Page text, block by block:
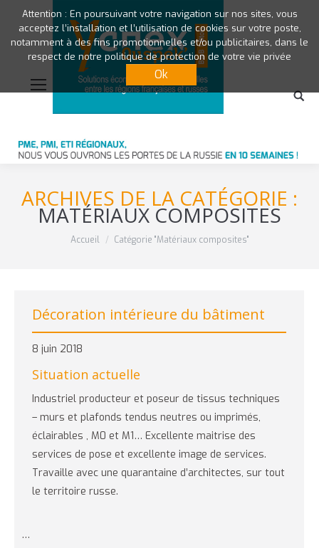
ARCHIVES DE LA CATÉGORIE :
MATÉRIAUX COMPOSITES
Vous êtes ici :Accueil Catégorie "Matériaux composites"
Décoration intérieure du bâtiment
8 juin 2018
Situation actuelle
Industriel producteur et poseur de tissus techniques
– murs et plafonds tendus neutres ou imprimés,
éclairables , M0 et M1… Excellente maitrise des
services de pose et excellente image de services.
Travaille avec une quarantaine d’architectes, sur tout
le territoire russe.
…
Attention : En poursuivant votre navigation sur nos sites, vous
acceptez l’installation et l’utilisation de cookies sur votre poste,
notamment à des fins promotionnelles et/ou publicitaires, dans le
respect de notre politique de protection de votre vie privée
Ok